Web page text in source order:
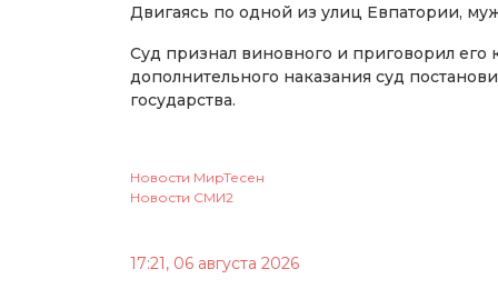
Двигаясь по одной из улиц Евпатории,
Суд признал виновного и приговорил его
дополнительного наказания суд
государства.
Новости МирТесен
Новости СМИ2
17:21, 06 августа 2026